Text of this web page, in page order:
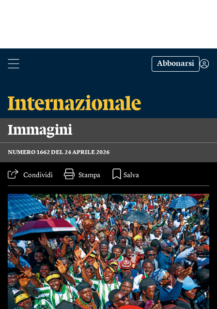
Abbonarsi
Immagini
NUMERO 1662 DEL 24 APRILE 2026
Condividi Stampa